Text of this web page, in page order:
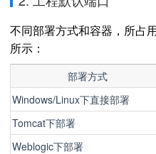
不同部署方式和容器，所占
所示：
部署方式
Windows/Linux下直接部署
Tomcat下部署
Weblogic下部署